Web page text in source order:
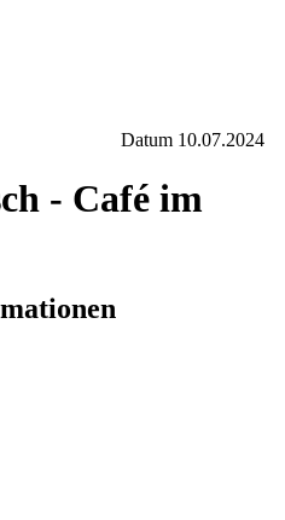
Datum 10.07.2024
- Café im